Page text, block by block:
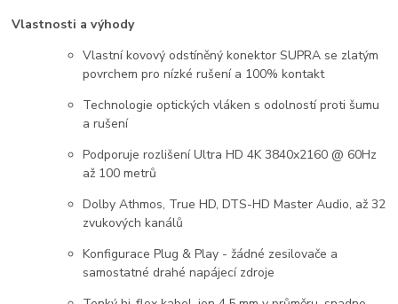
Vlastnosti a výhody
Vlastní kovový odstíněný konektor SUPRA se zlatým
povrchem pro nízké rušení a 100% kontakt
Technologie optických vláken s odolností proti šumu
a rušení
Podporuje rozlišení Ultra HD 4K 3840x2160 @ 60Hz
až 100 metrů
Dolby Athmos, True HD, DTS-HD Master Audio, až 32
zvukových kanálů
Konfigurace Plug & Play - žádné zesilovače a
samostatné drahé napájecí zdroje